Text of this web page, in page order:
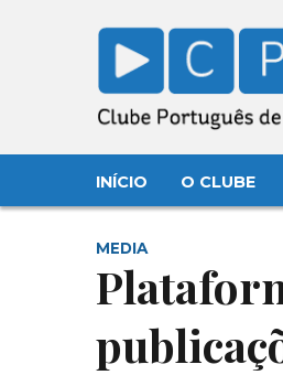
INÍCIO O CLUBE
MEDIA